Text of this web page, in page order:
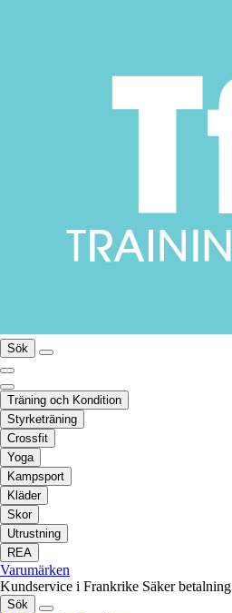
Sök
Träning och Kondition
Styrketräning
Crossfit
Yoga
Kampsport
Kläder
Skor
Utrustning
REA
Varumärken
Kundservice i Frankrike Säker betalning
Sök